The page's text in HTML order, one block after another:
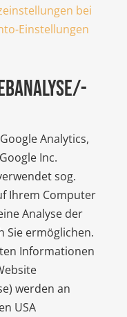
bei
Einstellungen
Analytics,
Inc.
sog.
Ihrem Computer
Analyse der
Sie ermöglichen.
Informationen
werden an
USA